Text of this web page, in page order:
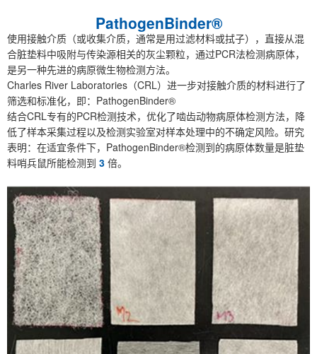
PathogenBinder®
使用接触介质（或收集介质，通常是用过滤材料或拭子），直接从混
合脏垫料中吸附与传染源相关的灰尘颗粒，通过PCR法检测病原体，
是另一种先进的病原微生物检测方法。
Charles River Laboratories（CRL）进一步对接触介质的材料进行了
筛选和标准化，即：PathogenBinder®
结合CRL专有的PCR检测技术，优化了啮齿动物病原体检测方法，降
低了样本采集过程以及检测实验室对样本处理中的不确定风险。研究
表明：在适宜条件下，PathogenBinder®检测到的病原体数量是脏垫
料哨兵鼠所能检测到 3 倍。